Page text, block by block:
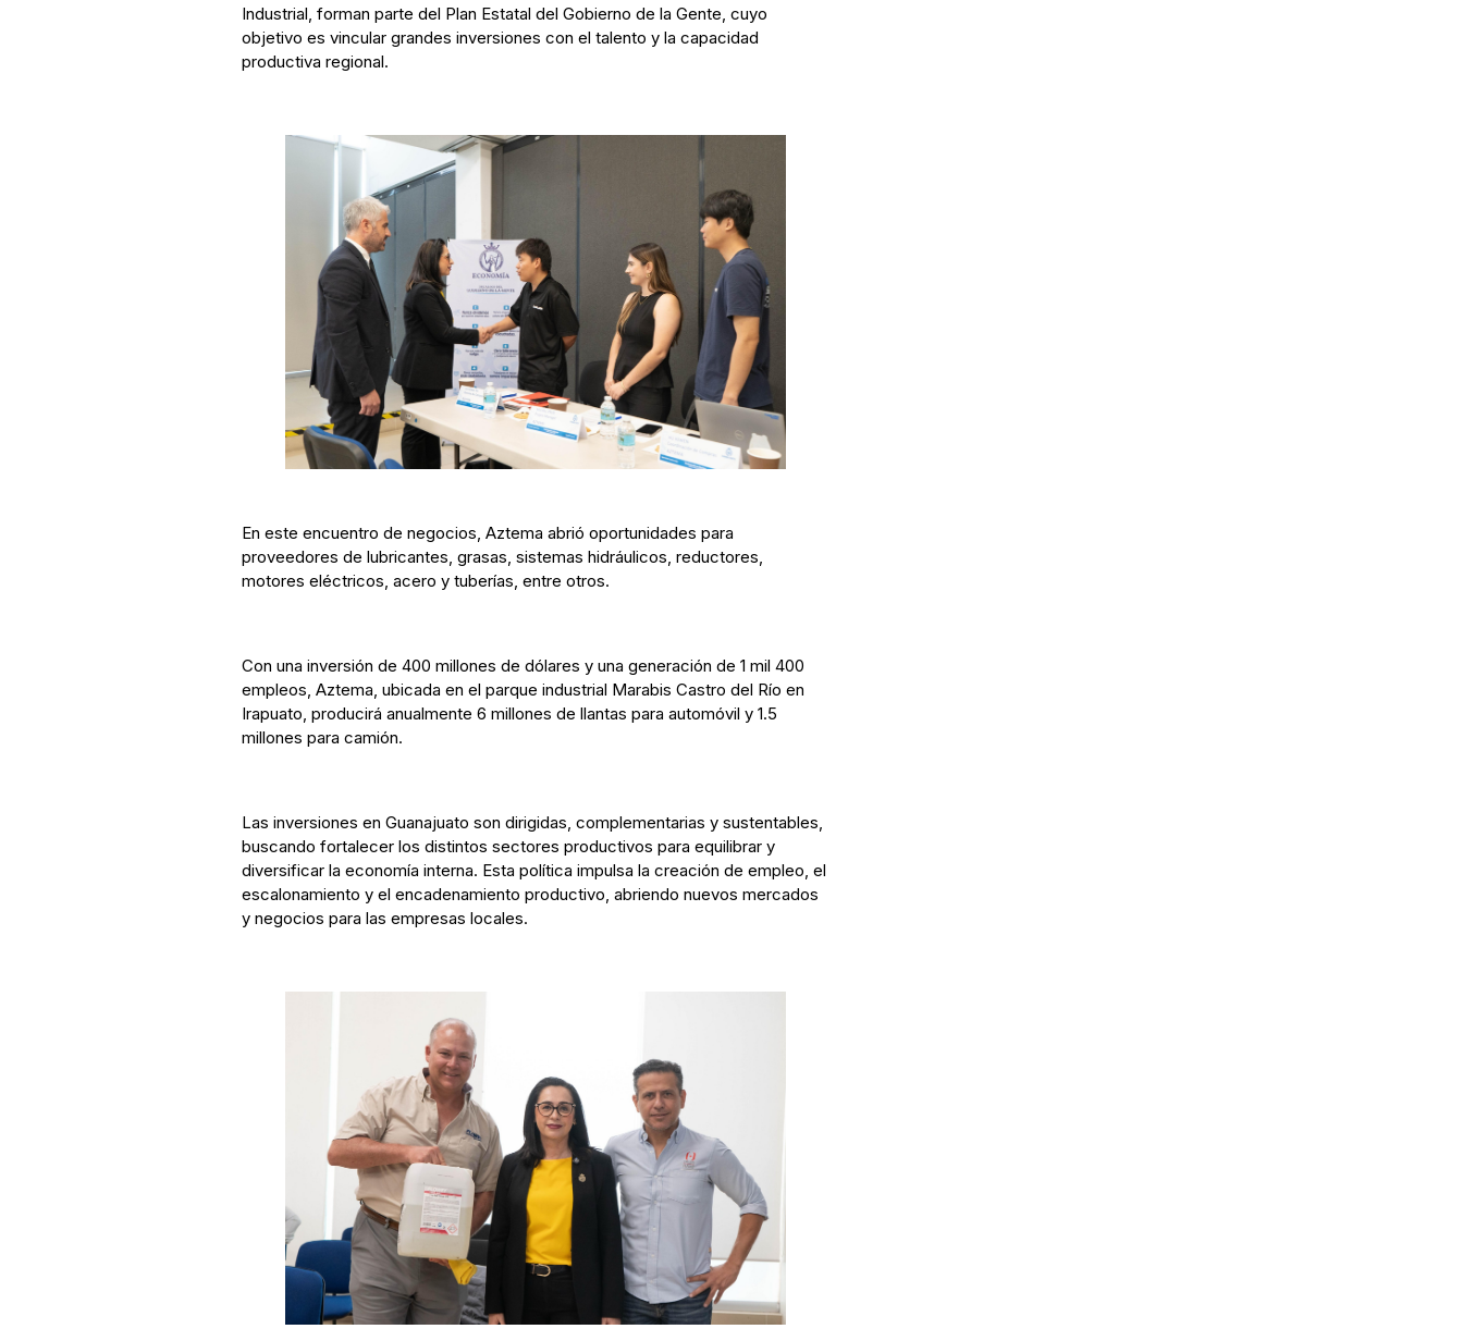
Industrial, forman parte del Plan Estatal del Gobierno de la Gente, cuyo
objetivo es vincular grandes inversiones con el talento y la capacidad
productiva regional.
En este encuentro de negocios, Aztema abrió oportunidades para
proveedores de lubricantes, grasas, sistemas hidráulicos, reductores,
motores eléctricos, acero y tuberías, entre otros.
Con una inversión de 400 millones de dólares y una generación de 1 mil 400
empleos, Aztema, ubicada en el parque industrial Marabis Castro del Río en
Irapuato, producirá anualmente 6 millones de llantas para automóvil y 1.5
millones para camión.
Las inversiones en Guanajuato son dirigidas, complementarias y sustentables,
buscando fortalecer los distintos sectores productivos para equilibrar y
diversificar la economía interna. Esta política impulsa la creación de empleo, el
escalonamiento y el encadenamiento productivo, abriendo nuevos mercados
y negocios para las empresas locales.